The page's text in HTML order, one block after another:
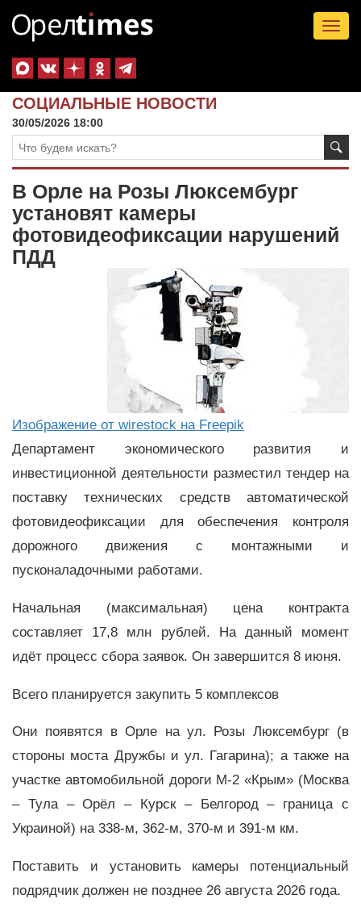
СОЦИАЛЬНЫЕ НОВОСТИ
30/05/2026 18:00
В Орле на Розы Люксембург
установят камеры
фотовидеофиксации нарушений
ПДД
Изображение от wirestock на Freepik
Департамент экономического развития и
инвестиционной деятельности разместил тендер на
поставку технических средств автоматической
фотовидеофиксации для обеспечения контроля
дорожного движения с монтажными и
пусконаладочными работами.
Начальная (максимальная) цена контракта
составляет 17,8 млн рублей. На данный момент
идёт процесс сбора заявок. Он завершится 8 июня.
Всего планируется закупить 5 комплексов
Они появятся в Орле на ул. Розы Люксембург (в
стороны моста Дружбы и ул. Гагарина); а также на
участке автомобильной дороги М-2 «Крым» (Москва
– Тула – Орёл – Курск – Белгород – граница с
Украиной) на 338-м, 362-м, 370-м и 391-м км.
Поставить и установить камеры потенциальный
подрядчик должен не позднее 26 августа 2026 года.